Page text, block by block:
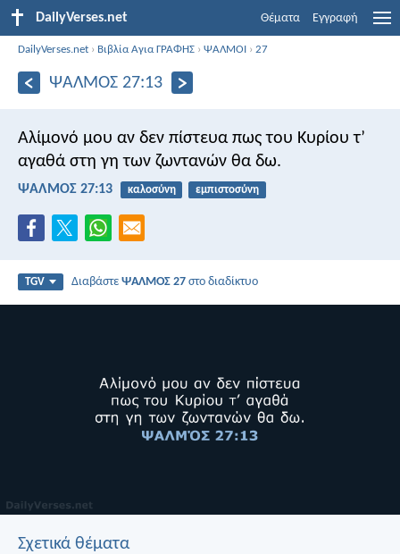
DailyVerses.net Θέματα Εγγραφή
DailyVerses.net › Βιβλία Αγια ΓΡΑΦΗΣ ›ΨΑΛΜΟΙ ›27
ΨΑΛΜΌΣ 27:13
Αλίμονό μου αν δεν πίστευαπως του Κυρίου τ’
αγαθάστη γη των ζωντανών θα δω.
ΨΑΛΜΌΣ 27:13 καλοσύνη εμπιστοσύνη
TGV ΔιαβάστεΨΑΛΜΌΣ 27 στο διαδίκτυο
Σχετικά θέματα